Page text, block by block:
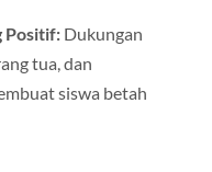
Positif:Dukungan
tua, dan
siswa betah